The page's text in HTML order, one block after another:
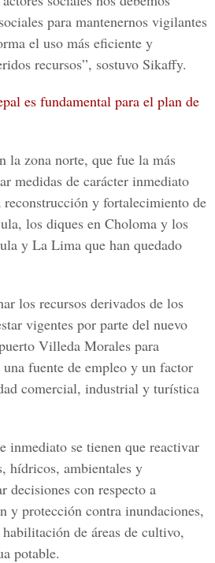
para mantenernos vigilantes
el uso más eficiente y
recursos”, sostuvo Sikaffy.
es fundamental para el plan de
la zona norte, que fue la más
medidas de carácter inmediato
reconstrucción y fortalecimiento de
los diques en Choloma y los
y La Lima que han quedado
los recursos derivados de los
vigentes por parte del nuevo
Villeda Morales para
fuente de empleo y un factor
comercial, industrial y turística
inmediato se tienen que reactivar
hídricos, ambientales y
decisiones con respecto a
y protección contra inundaciones,
de áreas de cultivo,
potable.